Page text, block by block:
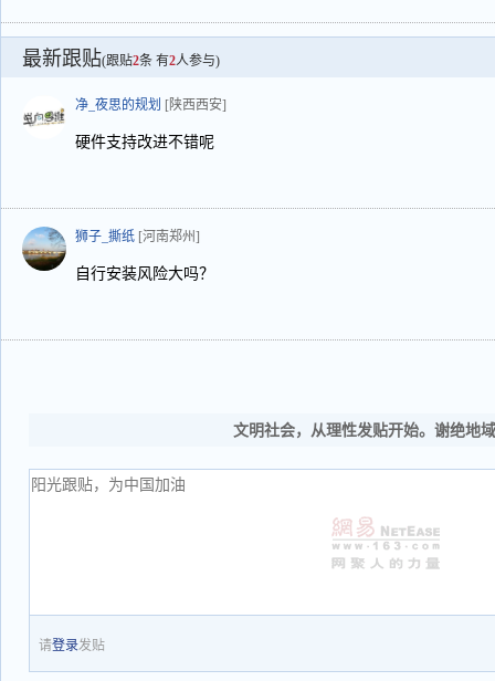
最新跟贴(跟贴2条 有2人参与)
净_夜思的规划 [陕西西安]
硬件支持改进不错呢
狮子_撕纸 [河南郑州]
自行安装风险大吗？
文明社会，从理性发贴开始。谢绝地
请登录发贴